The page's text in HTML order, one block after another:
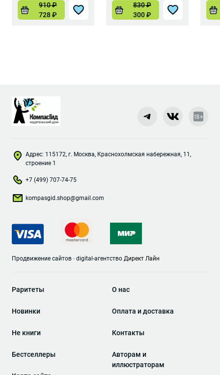
910₽
728₽
830₽
300₽
Раритеты
Новинки
Не книги
Бестселлеры
О нас
Оплата и доставка
Контакты
Авторам и
иллюстраторам
Адрес: 115172, г. Москва, Краснохолмская набережная, 11,
строение 1
+7 (499) 707-74-75
kompasgid.shop@gmail.com
Продвижение сайтов - digital-агентство Директ Лайн